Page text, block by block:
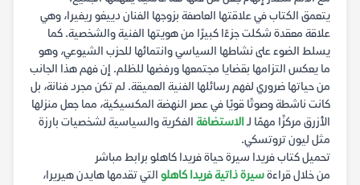
يتعمق الكتاب في علاقتها العاصفة بزوجها الفنان دييغو ريفيرا، وهي
علاقة معقدة شكلت جزءًا كبيرًا من هويتها الفنية والشخصية. كما
يسلط الضوء على نشاطها السياسي وانتمائها للحزب الشيوعي، وهو
ما يعكس التزامها بقضايا مجتمعها ورفضها للظلم. إن فهم هذا الجانب
من حياتها ضروري لفهم رسائلها الفنية العميقة. لم تكن مجرد فنانة، بل
كانت ناشطة وصوتًا قويًا في عصر النهضة المكسيكية، مما جعل منزلها
الأزرق مركزًا مهمًا لـالاستضافة الفكرية والسياسية لشخصيات بارزة
مثل ليون تروتسكي.
تحميل كتاب فريدا سيرة حياة فريدا كاهلو برابط مباشر
من خلال قراءةسيرة ذاتية فريدا كاهلو التي تقدمها هايدن هيريرا،